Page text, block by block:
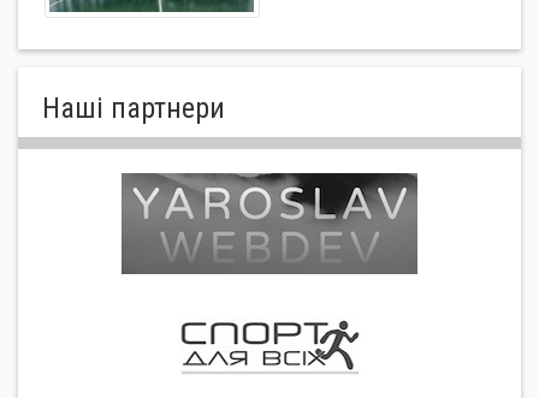
Нашi партнери